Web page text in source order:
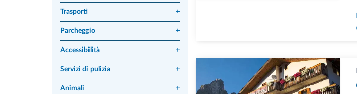
Trasporti +
Parcheggio +
Accessibilità +
Servizi di pulizia +
Animali +